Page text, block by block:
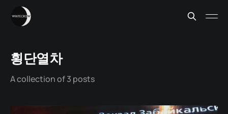
횡단열차
A collection of 3 posts